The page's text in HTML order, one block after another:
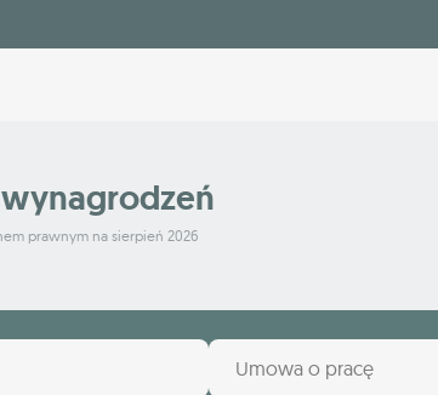
prawnym na sierpień 2026
Umowa o pracę